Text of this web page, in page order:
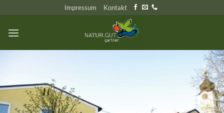
Inhalt
springen
Impressum Kontakt